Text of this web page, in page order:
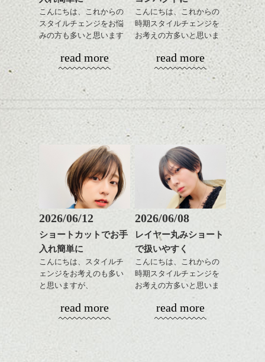
こんにちは、これからの
スタイルチェンジをお悩
みの方も多いと思います
やっぱりボブでお手入れ
しやすいスタイルだと毎
日のスタイリングも簡単
で良いですよ。
あご下のラインでやや長
さを残したボブは雰囲気
も出しやすくていろいろ
おすすめですね。
前髪もやや重めにカット
してラインを強調するの
もこれからは良い感じで
す、
目元が引き締まった印象
に。
read more
こんにちは、これからの
時期スタイルチェンジを
お考えの方多いと思いま
す。
コンパクトなフォルムが
全体のバランスを良く見
せてくれる効果もあり、
いろんなシーンに雰囲気
をだしやすくスタイリン
グも簡単で良いので朝の
時短にも◎
そんなショートカット。
軽めの前髪で透け感を演
出できるので、
この時期とてもおすすめ
ですよ。
read more
2026/06/12
ショートカットでお手
入れ簡単に
こんにちは、スタイルチ
ェンジをお考えのも多い
と思いますが、
演出したスタイルもこれ
からの季節とてもおすす
read more
2026/06/08
レイヤー丸みショート
で扱いやすく
こんにちは、これからの
時期スタイルチェンジを
お考えの方多いと思いま
コンパクトなフォルムが
read more